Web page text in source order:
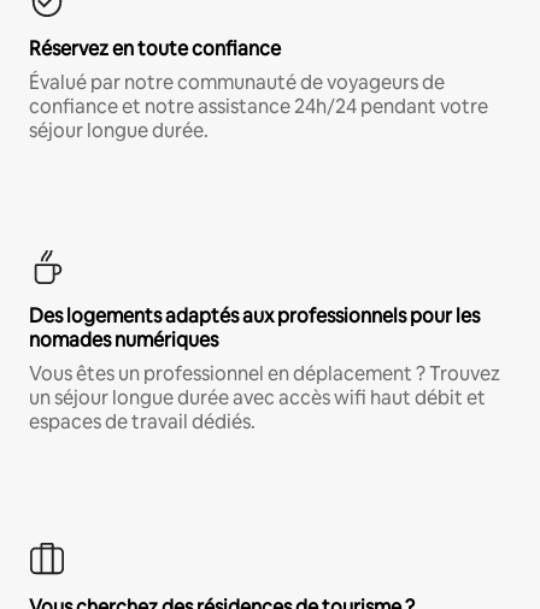
Réservez en toute confiance
Évalué par notre communauté de voyageurs de
confiance et notre assistance 24h/24 pendant votre
séjour longue durée.
Des logements adaptés aux professionnels pour les
nomades numériques
Vous êtes un professionnel en déplacement ? Trouvez
un séjour longue durée avec accès wifi haut débit et
espaces de travail dédiés.